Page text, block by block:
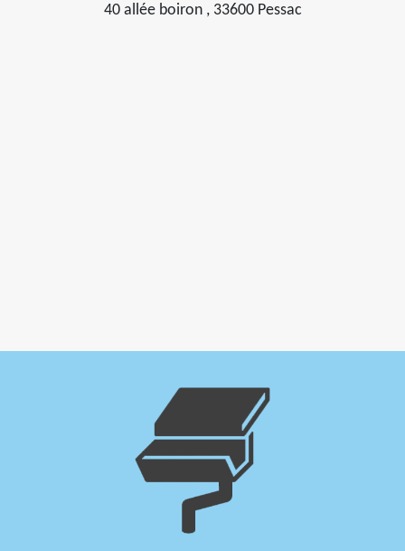
40 allée boiron , 33600 Pessac